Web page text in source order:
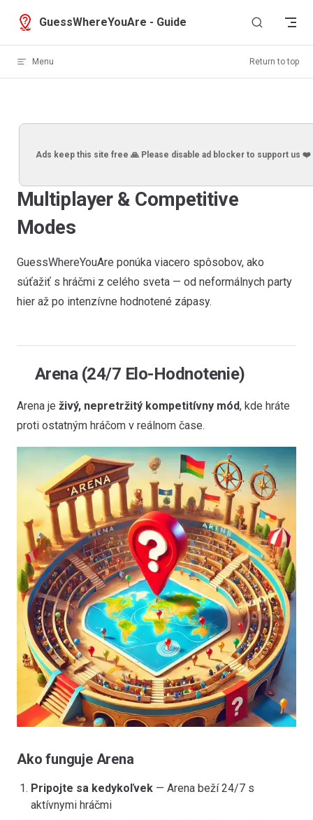
Skip to content
GuessWhereYouAre - Guide
Menu Return to top
Ads keep this site free 🙏 Please disable ad blocker to support us ❤️
Multiplayer & Competitive
Modes
GuessWhereYouAre ponúka viacero spôsobov, ako
súťažiť s hráčmi z celého sveta — od neformálnych party
hier až po intenzívne hodnotené zápasy.
Arena (24/7 Elo-Hodnotenie)
Arena je živý, nepretržitý kompetitívny mód, kde hráte
proti ostatným hráčom v reálnom čase.
Ako funguje Arena
Pripojte sa kedykoľvek — Arena beží 24/7 s
aktívnymi hráčmi